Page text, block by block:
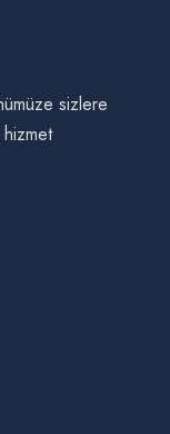
sizlere